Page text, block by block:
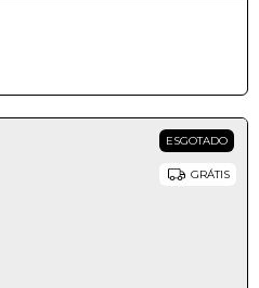
ESGOTADO
GRÁTIS